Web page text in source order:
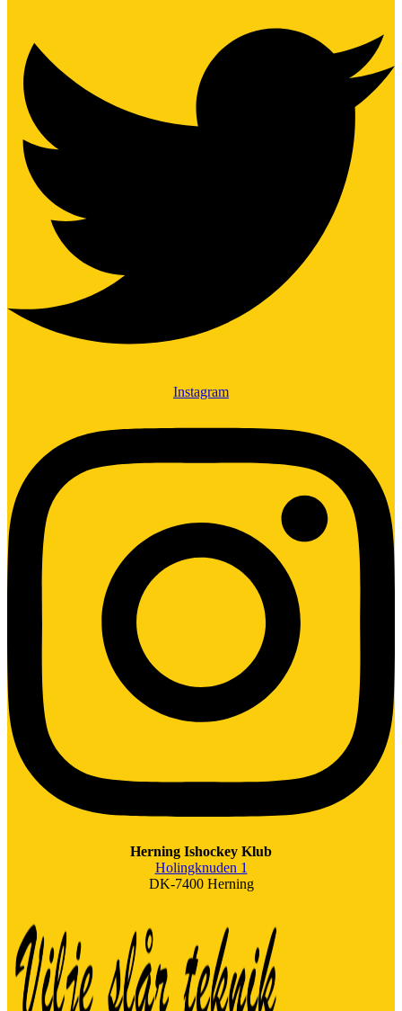
Instagram
Herning Ishockey Klub
Holingknuden 1
DK-7400 Herning